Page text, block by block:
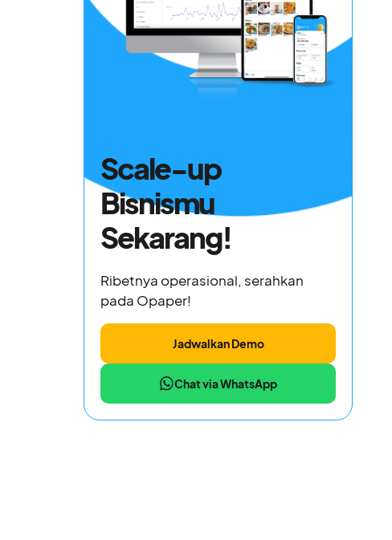
Scale-up
Bisnismu
Sekarang!
Ribetnya operasional, serahkan
pada Opaper!
Jadwalkan Demo
Chat via WhatsApp